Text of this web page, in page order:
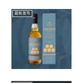
最新发布